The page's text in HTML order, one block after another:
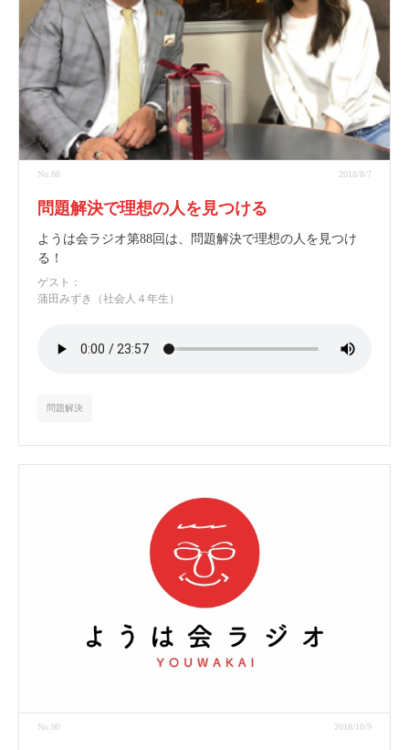
No.88 2018/8/7
問題解決で理想の人を見つける
ようは会ラジオ第88回は、問題解決で理想の人を見つけ
る！
ゲスト：
蒲田みずき（社会人４年生）
問題解決
No.90 2018/10/9